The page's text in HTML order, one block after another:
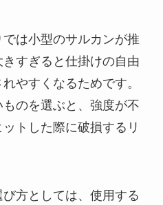
は小型のサルカンが推
すぎると仕掛けの自由
やすくなるためです。
のを選ぶと、強度が不
トした際に破損するリ
方としては、使用する